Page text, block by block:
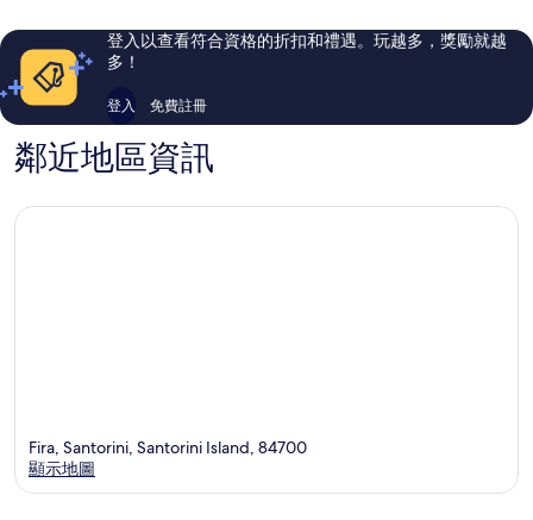
評
論
評
論
登入以查看符合資格的折扣和禮遇。玩越多，獎勵就越
多！
登入 免費註冊
鄰近地區資訊
Fira, Santorini, Santorini Island, 84700
顯示地圖